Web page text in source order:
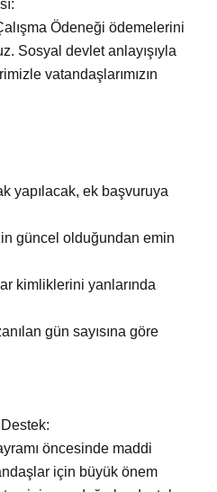
Ödeneği ödemelerini
Sosyal devlet anlayışıyla
vatandaşlarımızın
yapılacak, ek başvuruya
güncel olduğundan emin
kimliklerini yanlarında
gün sayısına göre
öncesinde maddi
için büyük önem